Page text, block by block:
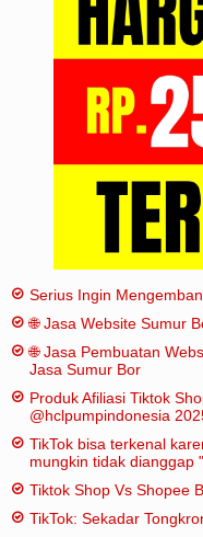
Serius Ingin
🌐 Jasa Website Sumur
🌐 Jasa Pembuatan
Jasa Sumur Bor
Produk Afiliasi Tiktok
@hclpumpindonesia
TikTok bisa terkenal
mungkin tidak dianggap
Tiktok Shop Vs Shopee
TikTok: Sekadar
Sitemap